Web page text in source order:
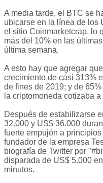
A media tarde, el BTC se
ubicarse en la línea de los
el sitio Coinmarketcrap, lo
más del 10% en las
última semana.
A esto hay que agregar
crecimiento de casi 313%
de fines de 2019; y de
la criptomoneda cotizaba
Después de estabilizarse
32.000 y US$ 36.000
fuerte empujón a
fundador de la empresa
biografía de Twitter por
disparada de US$ 5.000
minutos.